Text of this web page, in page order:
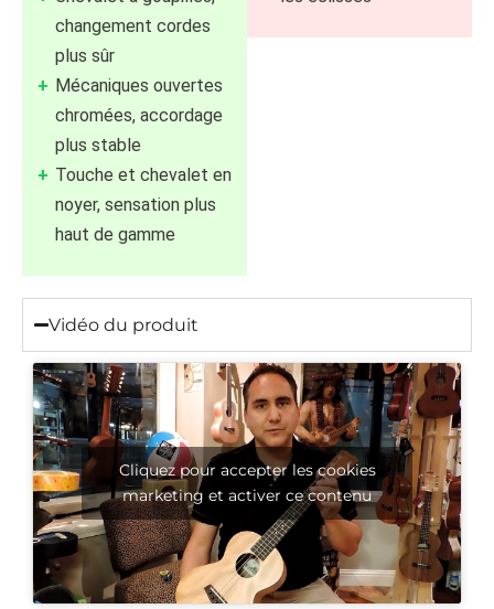
changement cordes
plus sûr
Mécaniques ouvertes
chromées, accordage
plus stable
Touche et chevalet en
noyer, sensation plus
haut de gamme
Vidéo du produit
Cliquez pour accepter les cookies
marketing et activer ce contenu